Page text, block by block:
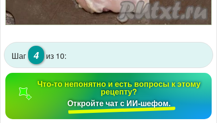
Шаг 4 из 10:
Что-то непонятно и есть вопросы к этому
рецепту?
Откройте чат с ИИ-шефом.